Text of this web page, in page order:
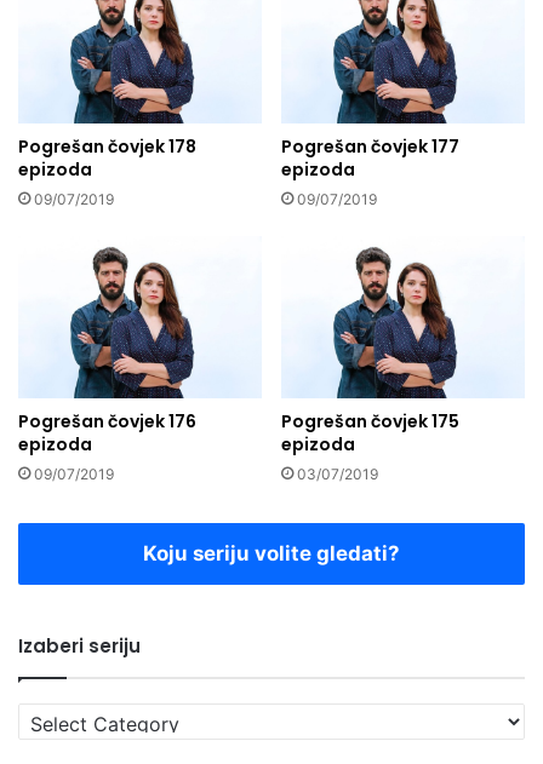
Pogrešan čovjek 178
epizoda
09/07/2019
Pogrešan čovjek 177
epizoda
09/07/2019
Pogrešan čovjek 176
epizoda
09/07/2019
Pogrešan čovjek 175
epizoda
03/07/2019
Koju seriju volite gledati?
Izaberi seriju
Izaberi
seriju